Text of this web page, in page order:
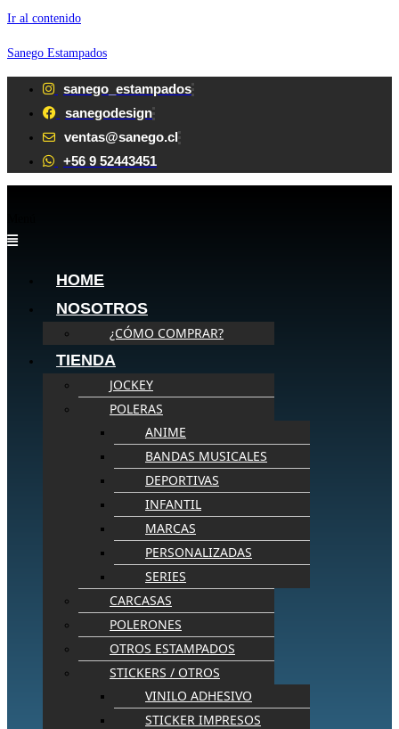
Ir al contenido
Sanego Estampados
sanego_estampados
sanegodesign
ventas@sanego.cl
+56 9 52443451
HOME
NOSOTROS
¿CÓMO COMPRAR?
TIENDA
JOCKEY
POLERAS
ANIME
BANDAS MUSICALES
DEPORTIVAS
INFANTIL
MARCAS
PERSONALIZADAS
SERIES
CARCASAS
POLERONES
OTROS ESTAMPADOS
STICKERS / OTROS
VINILO ADHESIVO
STICKER IMPRESOS